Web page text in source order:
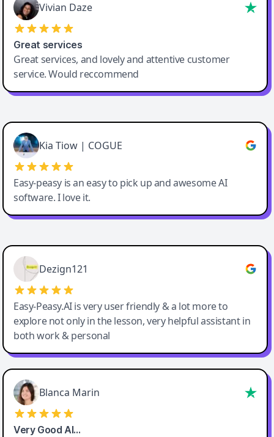
Vivian Daze
Great services
Great services, and lovely and attentive customer
service. Would reccommend
Cody Crabb
Great service, Best AI tool
Kia Tiow | COGUE
Easy-peasy is an easy to pick up and awesome AI
software. I love it.
Easy-Peasy AI
Dezign121
Easy-Peasy.AI is very user friendly & a lot more to
explore not only in the lesson, very helpful assistant in
both work & personal
Blanca Marin
Very Good AI…